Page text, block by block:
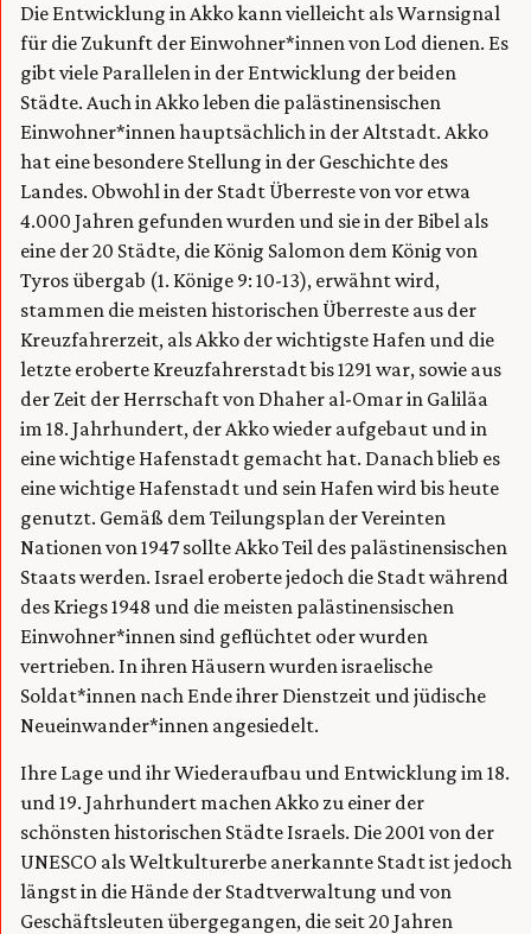
Die Entwicklung in Akko kann vielleicht als Warnsignal
für die Zukunft der Einwohner*innen von Lod dienen. Es
gibt viele Parallelen in der Entwicklung der beiden
Städte. Auch in Akko leben die palästinensischen
Einwohner*innen hauptsächlich in der Altstadt. Akko
hat eine besondere Stellung in der Geschichte des
Landes. Obwohl in der Stadt Überreste von vor etwa
4.000 Jahren gefunden wurden und sie in der Bibel als
eine der 20 Städte, die König Salomon dem König von
Tyros übergab (1. Könige 9: 10-13), erwähnt wird,
stammen die meisten historischen Überreste aus der
Kreuzfahrerzeit, als Akko der wichtigste Hafen und die
letzte eroberte Kreuzfahrerstadt bis 1291 war, sowie aus
der Zeit der Herrschaft von Dhaher al-Omar in Galiläa
im 18. Jahrhundert, der Akko wieder aufgebaut und in
eine wichtige Hafenstadt gemacht hat. Danach blieb es
eine wichtige Hafenstadt und sein Hafen wird bis heute
genutzt. Gemäß dem Teilungsplan der Vereinten
Nationen von 1947 sollte Akko Teil des palästinensischen
Staats werden. Israel eroberte jedoch die Stadt während
des Kriegs 1948 und die meisten palästinensischen
Einwohner*innen sind geflüchtet oder wurden
vertrieben. In ihren Häusern wurden israelische
Soldat*innen nach Ende ihrer Dienstzeit und jüdische
Neueinwander*innen angesiedelt.
Ihre Lage und ihr Wiederaufbau und Entwicklung im 18.
und 19. Jahrhundert machen Akko zu einer der
schönsten historischen Städte Israels. Die 2001 von der
UNESCO als Weltkulturerbe anerkannte Stadt ist jedoch
längst in die Hände der Stadtverwaltung und von
Geschäftsleuten übergegangen, die seit 20 Jahren